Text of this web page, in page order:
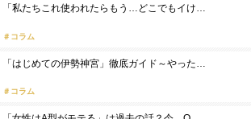
「私たちこれ使われたらもう…どこでもイけ…
コラム
「はじめての伊勢神宮」徹底ガイド～やった…
コラム